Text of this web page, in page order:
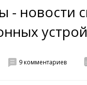
- новости
9комментариев